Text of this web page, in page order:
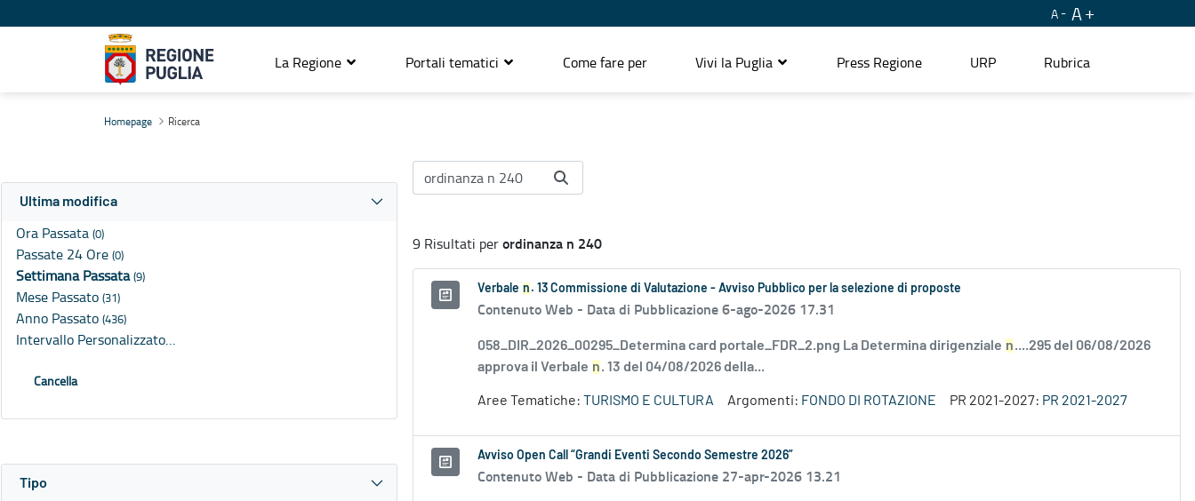
A A
La Regione Portali tematici Come fare per Vivi la Puglia Press Regione URP Rubrica
Homepage Ricerca
Ultima modifica
Ora Passata (0)
Passate 24 Ore (0)
Settimana Passata(9)
Mese Passato (31)
Anno Passato (436)
Intervallo Personalizzato…
Cancella
Tipo
9 Risultati perordinanza n 240
Verbale n . 13 Commissione di Valutazione - Avviso Pubblico per la selezione di proposte
Contenuto Web - Data di Pubblicazione 6-ago-2026 17.31
058_DIR_2026_00295_Determina card portale_FDR_2.png La Determina dirigenziale n....295 del 06/08/2026
approva il Verbale n. 13 del 04/08/2026 della...
Aree Tematiche: TURISMO E CULTURA Argomenti: FONDO DI ROTAZIONE PR 2021-2027: PR 2021-2027
Avviso Open Call “Grandi Eventi Secondo Semestre 2026”
Contenuto Web - Data di Pubblicazione 27-apr-2026 13.21